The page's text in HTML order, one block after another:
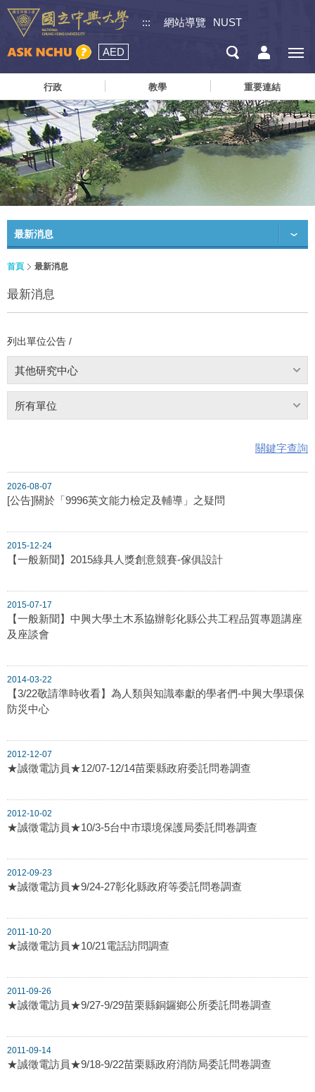
::: 網站導覽 NUST
AED
行政 教學 重要連結
最新消息
首頁 最新消息
最新消息
列出單位公告 /
其他研究中心
所有單位
關鍵字查詢
2026-08-07
[公告]關於「9996英文能力檢定及輔導」之疑問
2015-12-24
【一般新聞】2015綠具人獎創意競賽-傢俱設計
2015-07-17
【一般新聞】中興大學土木系協辦彰化縣公共工程品質專題講座
及座談會
2014-03-22
【3/22敬請準時收看】為人類與知識奉獻的學者們-中興大學環保
防災中心
2012-12-07
★誠徵電訪員★12/07-12/14苗栗縣政府委託問卷調查
2012-10-02
★誠徵電訪員★10/3-5台中市環境保護局委託問卷調查
2012-09-23
★誠徵電訪員★9/24-27彰化縣政府等委託問卷調查
2011-10-20
★誠徵電訪員★10/21電話訪問調查
2011-09-26
★誠徵電訪員★9/27-9/29苗栗縣銅鑼鄉公所委託問卷調查
2011-09-14
★誠徵電訪員★9/18-9/22苗栗縣政府消防局委託問卷調查